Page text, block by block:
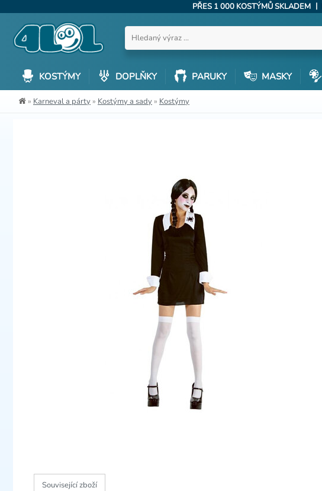
PŘES 1 000 KOSTÝMŮ SKLADEM |
KOSTÝMY DOPLŇKY PARUKY MASKY
» Karneval a párty » Kostýmy a sady » Kostýmy
Související zboží